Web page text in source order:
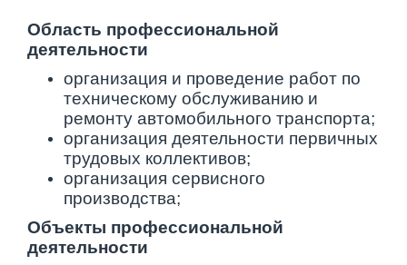
Область профессиональной
деятельности
организация и проведение работ по
техническому обслуживанию и
ремонту автомобильного транспорта;
организация деятельности первичных
трудовых коллективов;
организация сервисного
производства;
Объекты профессиональной
деятельности